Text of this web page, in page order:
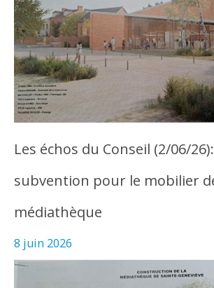
Les échos du Conseil (2/06/
subvention pour le mobilier
médiathèque
8 juin 2026